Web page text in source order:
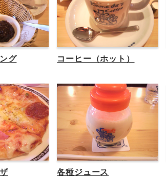
グ コーヒー（ホット）
各種ジュース